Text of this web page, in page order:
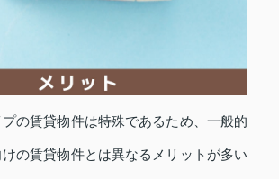
プの賃貸物件は特殊であるため、一般的
の賃貸物件とは異なるメリットが多い